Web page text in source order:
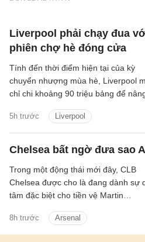
Liverpool phải chạy đua
phiên chợ hè đóng cửa
5h trước Liverpool
Tính đến thời điểm hiện tại của kỳ
chuyển nhượng mùa hè, Liverpool
chỉ chi khoảng 90 triệu bảng để nâng
Jeremy Jacquet và cầu thủ chạy cánh
Victor Munoz.
Chelsea bất ngờ đưa sao
8h trước Arsenal
Trong một động thái mới đây, CLB
Chelsea được cho là đang dành sự
tâm đặc biệt cho tiền vệ Martin